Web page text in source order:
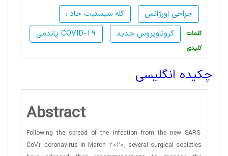
: کله سیستیت حاد
جراحی اورژانس
پاندمی COVID-19
کروناویروس جدید
:کلمات
کلیدی
چکیده انگلیسی
Abstract
Following the spread of the infection from the new SARS-
CoV2 coronavirus in March 2020, several surgical societies